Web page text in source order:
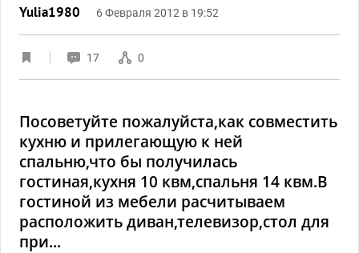
Yulia1980 6 Февраля 2012 в 19:52
17 0
Посоветуйте пожалуйста,как совместить
кухню и прилегающую к ней
спальню,что бы получилась
гостиная,кухня 10 квм,спальня 14 квм.В
гостиной из мебели расчитываем
расположить диван,телевизор,стол для
при...